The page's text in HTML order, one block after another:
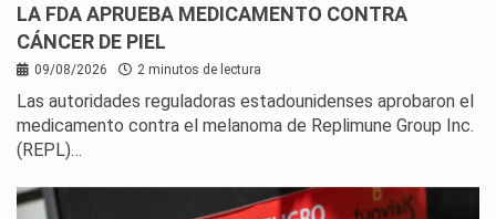
LA FDA APRUEBA MEDICAMENTO CONTRA
CÁNCER DE PIEL
09/08/2026 2 minutos de lectura
Las autoridades reguladoras estadounidenses aprobaron el
medicamento contra el melanoma de Replimune Group Inc.
(REPL)…